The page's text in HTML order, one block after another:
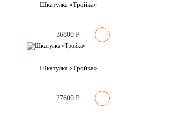
Шкатулка «Тройка»
36800Р
Шкатулка «Тройка»
27600Р